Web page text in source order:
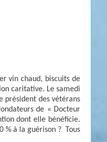
vin chaud, biscuits de
caritative. Le samedi
président des vétérans
de « Docteur
dont elle bénéficie.
% à la guérison ? Tous